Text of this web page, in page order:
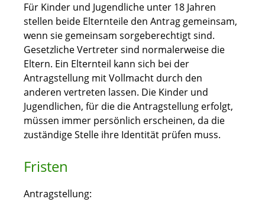
Für Kinder und Jugendliche unter 18 Jahren
stellen beide Elternteile den Antrag gemeinsam,
wenn sie gemeinsam sorgeberechtigt sind.
Gesetzliche Vertreter sind normalerweise die
Eltern. Ein Elternteil kann sich bei der
Antragstellung mit Vollmacht durch den
anderen vertreten lassen. Die Kinder und
Jugendlichen, für die die Antragstellung erfolgt,
müssen immer persönlich erscheinen, da die
zuständige Stelle ihre Identität prüfen muss.
Fristen
Antragstellung: